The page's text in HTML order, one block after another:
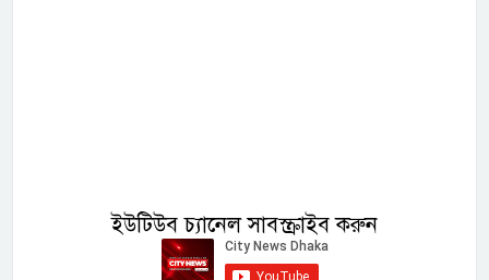
ইউটিউব চ্যানেল সাবস্ক্রাইব করুন